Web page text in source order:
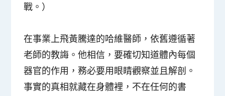
戰。）
在事業上飛黃騰達的哈維醫師，依舊遵循著
老師的教誨。他相信，要確切知道體內每個
器官的作用，務必要用眼睛觀察並且解剖。
事實的真相就藏在身體裡，不在任何的書